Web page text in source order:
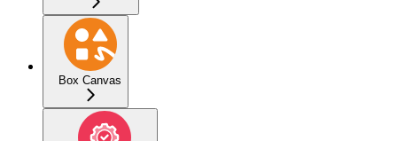
Box Canvas